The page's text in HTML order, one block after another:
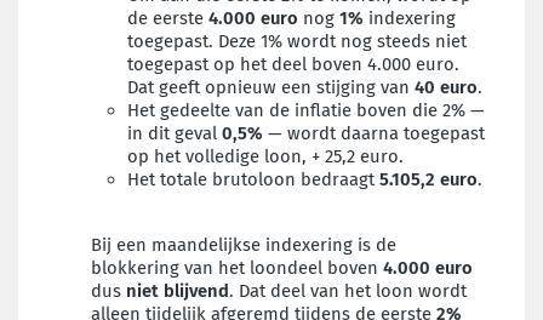
de eerste 4.000 euro nog 1% indexering
toegepast. Deze 1% wordt nog steeds niet
toegepast op het deel boven 4.000 euro.
Dat geeft opnieuw een stijging van 40 euro.
Het gedeelte van de inflatie boven die 2% —
in dit geval 0,5% — wordt daarna toegepast
op het volledige loon, + 25,2 euro.
Het totale brutoloon bedraagt 5.105,2 euro.
Bij een maandelijkse indexering is de
blokkering van het loondeel boven 4.000 euro
dus niet blijvend. Dat deel van het loon wordt
alleen tijdelijk afgeremd tijdens de eerste 2%